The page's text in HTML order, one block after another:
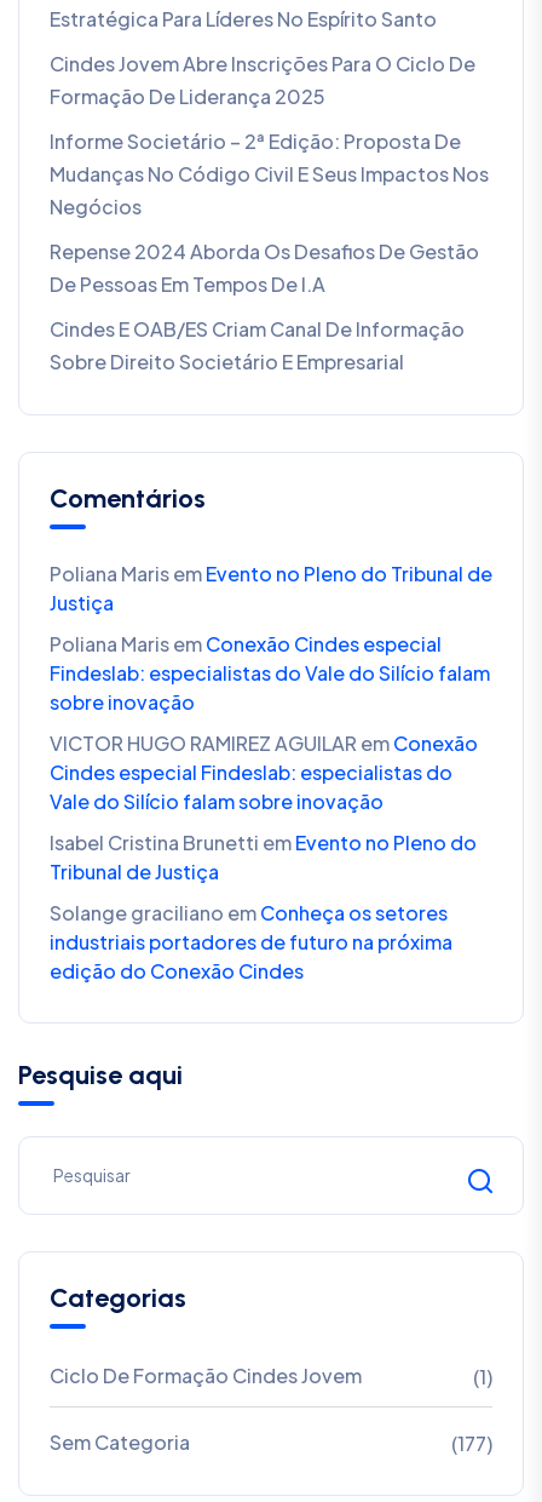
Estratégica Para Líderes No Espírito Santo
Cindes Jovem Abre Inscrições Para O Ciclo De
Formação De Liderança 2025
Informe Societário – 2ª Edição: Proposta De
Mudanças No Código Civil E Seus Impactos Nos
Negócios
Repense 2024 Aborda Os Desafios De Gestão
De Pessoas Em Tempos De I.A
Cindes E OAB/ES Criam Canal De Informação
Sobre Direito Societário E Empresarial
Comentários
Poliana MarisemEvento no Pleno do Tribunal de
Justiça
Poliana MarisemConexão Cindes especial
Findeslab: especialistas do Vale do Silício falam
sobre inovação
VICTOR HUGO RAMIREZ AGUILAR emConexão
Cindes especial Findeslab: especialistas do
Vale do Silício falam sobre inovação
Isabel Cristina Brunetti emEvento no Pleno do
Tribunal de Justiça
Solange graciliano emConheça os setores
industriais portadores de futuro na próxima
edição do Conexão Cindes
Pesquise aqui
Categorias
Ciclo De Formação Cindes Jovem (1)
Sem Categoria (177)